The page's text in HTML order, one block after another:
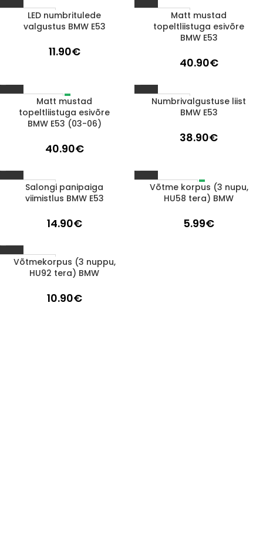
1-3 D.D.
LED numbritulede
valgustus BMW E53
11.90€
1-3 D.D.Matt mustad
topeltliistuga esivõre
BMW E53
40.90€
LÄBIMÜÜDUDMatt mustad
topeltliistuga esivõre
BMW E53 (03-06)
40.90€
1-3 D.D.
Numbrivalgustuse liist
BMW E53
38.90€
1-3 D.D.
Salongi panipaiga
viimistlus BMW E53
14.90€
LÄBIMÜÜDUD
Võtme korpus (3 nupu,
HU58 tera) BMW
5.99€
1-3 D.D.
Võtmekorpus (3 nuppu,
HU92 tera) BMW
10.90€